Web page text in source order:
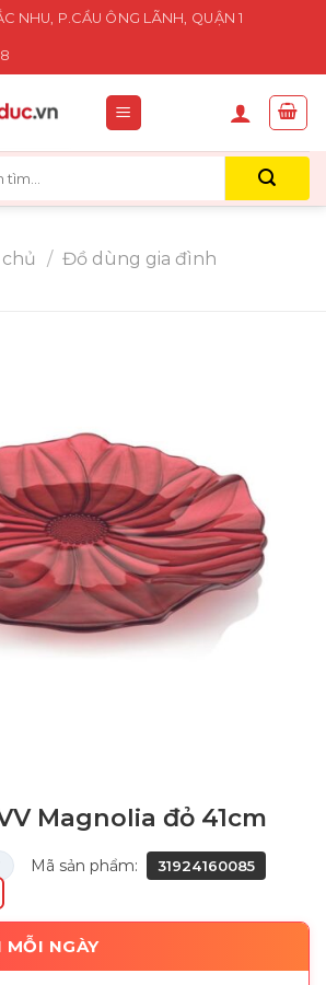
NHU, P.CẦU ÔNG LÃNH, QUẬN 1
/ Đồ dùng gia đình
Magnolia đỏ 41cm
Mã sản phẩm: 31924160085
MỖI NGÀY